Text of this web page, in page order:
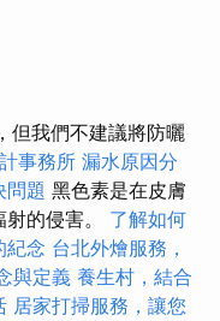
但我們不建議將防曬
事務所 漏水原因分
問題 黑色素是在皮膚
的侵害。 了解如何
紀念 台北外燴服務，
與定義 養生村，結合
居家打掃服務，讓您